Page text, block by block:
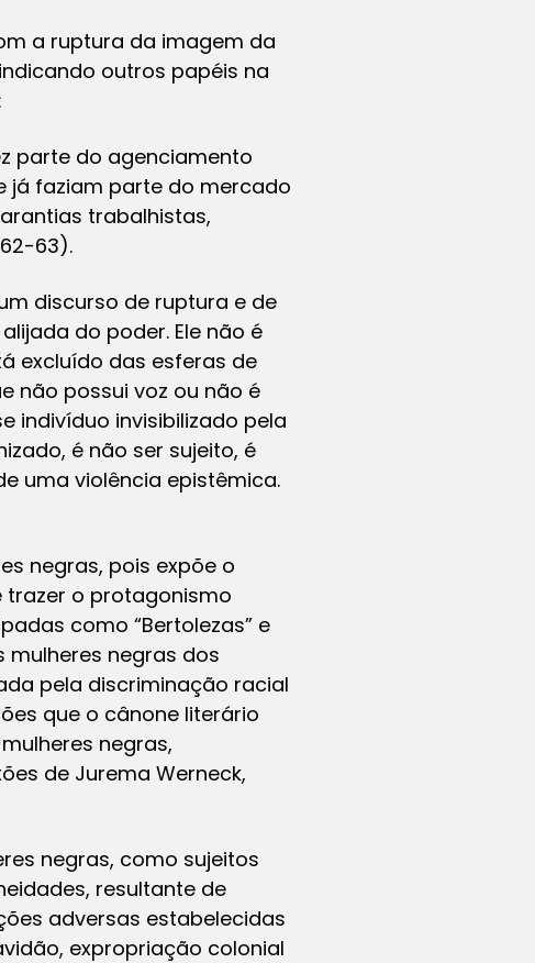
a ruptura da imagem da
outros papéis na
parte do agenciamento
já faziam parte do mercado
trabalhistas,
63).
discurso de ruptura e de
do poder. Ele não é
excluído das esferas de
não possui voz ou não é
indivíduo invisibilizado pela
é não ser sujeito, é
uma violência epistêmica.
negras, pois expõe o
trazer o protagonismo
como “Bertolezas” e
mulheres negras dos
pela discriminação racial
que o cânone literário
negras,
de Jurema Werneck,
negras, como sujeitos
resultante de
adversas estabelecidas
expropriação colonial